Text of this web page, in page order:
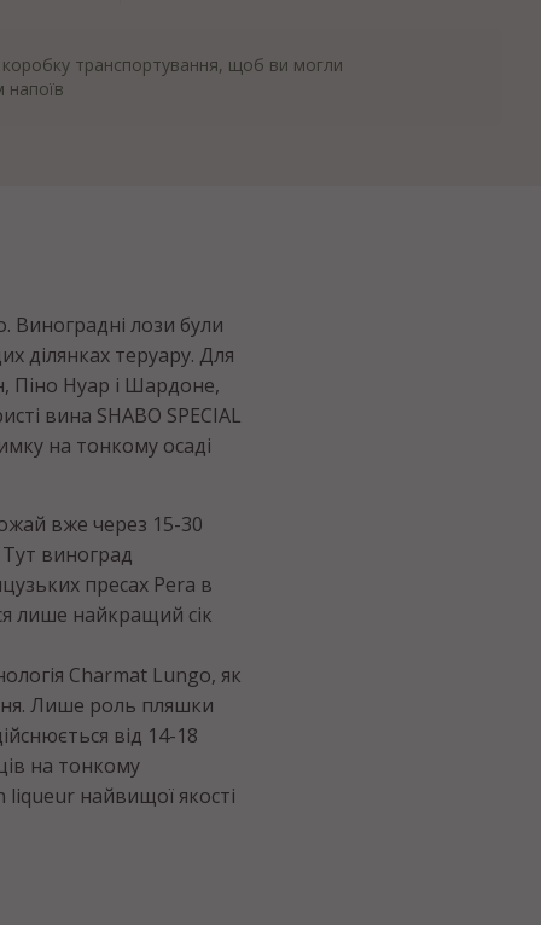
коробку транспортування, щоб ви могли
напоїв
Виноградні лози були
ділянках теруару. Для
Піно Нуар і Шардоне,
вина SHABO SPECIAL
на тонкому осаді
вже через 15-30
виноград
пресах Pera в
лише найкращий сік
Charmat Lungo, як
Лише роль пляшки
від 14-18
на тонкому
найвищої якості